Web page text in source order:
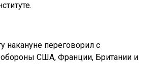
накануне переговорил с
США, Франции, Британии и